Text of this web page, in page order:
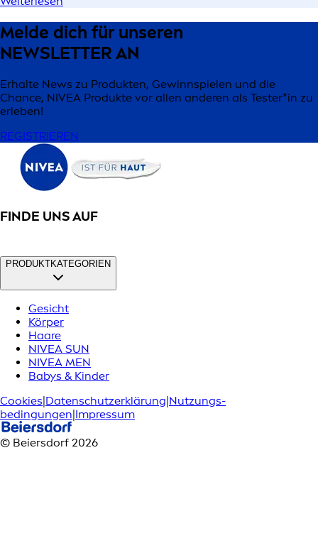
Melde dich für unseren
NEWSLETTER AN
Erhalte News zu Produkten, Gewinnspielen und die
Chance, NIVEA Produkte vor allen anderen als Tester*in zu
erleben!
REGISTRIEREN
FINDE UNS AUF
PRODUKTKATEGORIEN
Gesicht
Körper
Haare
NIVEA SUN
NIVEA MEN
Babys & Kinder
Cookies|Datenschutzerklärung|Nutzungs­
bedingungen|Impressum
© Beiersdorf 2026